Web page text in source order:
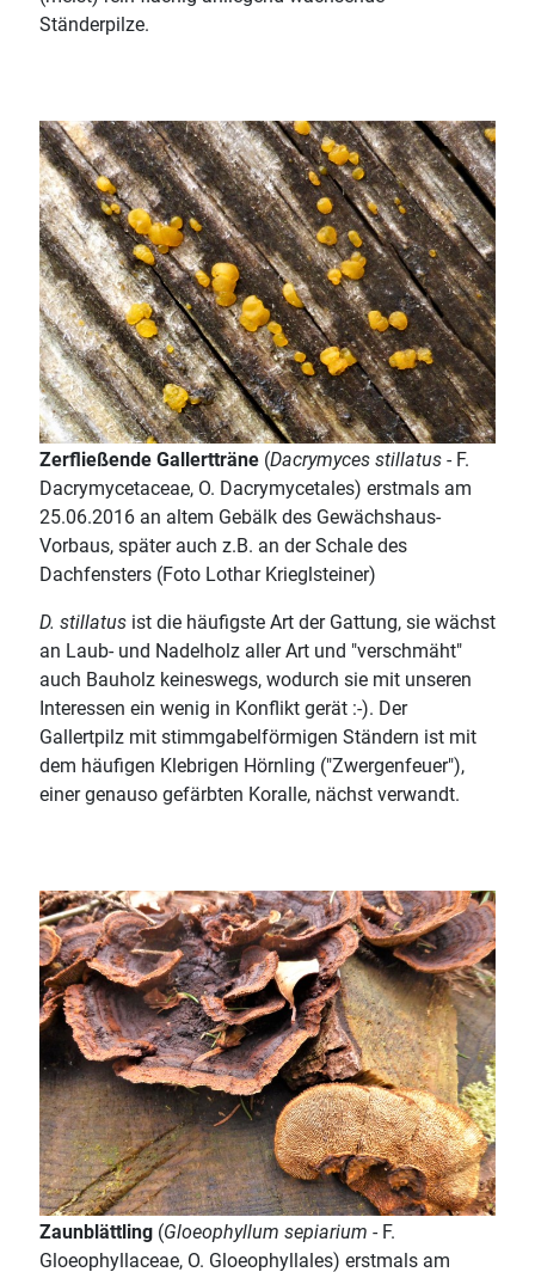
Ständerpilze.
Zerfließende Gallertträne (Dacrymyces stillatus - F.
Dacrymycetaceae, O. Dacrymycetales) erstmals am
25.06.2016 an altem Gebälk des Gewächshaus-
Vorbaus, später auch z.B. an der Schale des
Dachfensters (Foto Lothar Krieglsteiner)
D. stillatus ist die häufigste Art der Gattung, sie wächst
an Laub- und Nadelholz aller Art und "verschmäht"
auch Bauholz keineswegs, wodurch sie mit unseren
Interessen ein wenig in Konflikt gerät :-). Der
Gallertpilz mit stimmgabelförmigen Ständern ist mit
dem häufigen Klebrigen Hörnling ("Zwergenfeuer"),
einer genauso gefärbten Koralle, nächst verwandt.
Zaunblättling (Gloeophyllum sepiarium - F.
Gloeophyllaceae, O. Gloeophyllales) erstmals am